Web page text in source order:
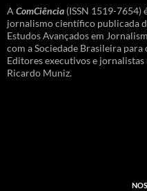
A ComCiência (ISSN 1519-7654)
jornalismo científico publicada
Estudos Avançados em
com a Sociedade Brasileira para
Editores executivos e
Ricardo Muniz.